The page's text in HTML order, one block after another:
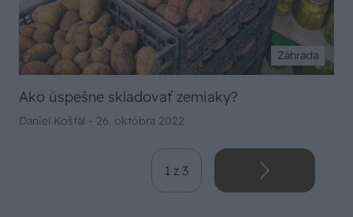
Záhrada
Ako úspešne skladovať zemiaky?
Daniel Košťál - 26. októbra 2022
1 z 3